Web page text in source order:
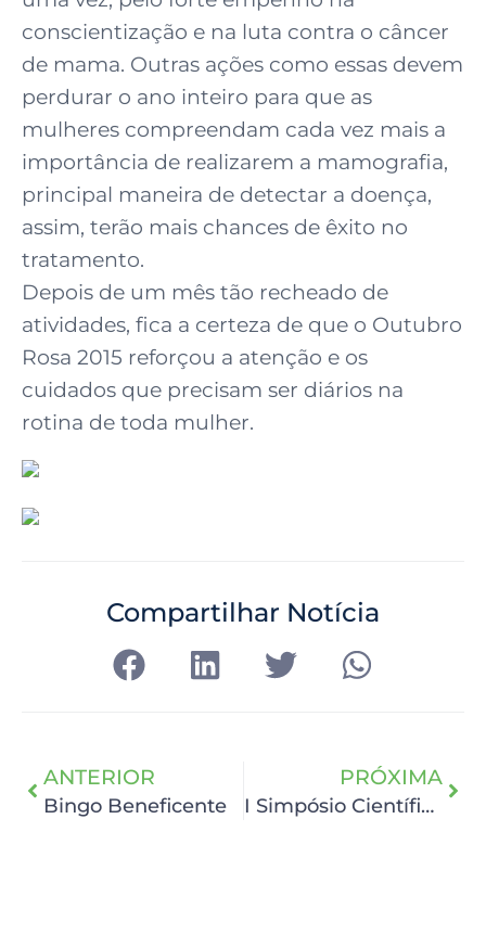
conscientização e na luta contra o câncer
de mama. Outras ações como essas devem
perdurar o ano inteiro para que as
mulheres compreendam cada vez mais a
importância de realizarem a mamografia,
principal maneira de detectar a doença,
assim, terão mais chances de êxito no
tratamento.
Depois de um mês tão recheado de
atividades, fica a certeza de que o Outubro
Rosa 2015 reforçou a atenção e os
cuidados que precisam ser diários na
rotina de toda mulher.
Compartilhar Notícia
ANTERIOR
Bingo Beneficente
PRÓXIMA
I Simpósio Científico HCP